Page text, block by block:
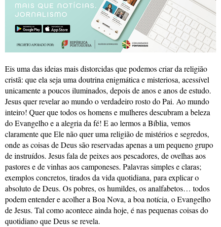
Eis uma das ideias mais distorcidas que podemos criar da religião
cristã: que ela seja uma doutrina enigmática e misteriosa, acessível
unicamente a poucos iluminados, depois de anos e anos de estudo.
Jesus quer revelar ao mundo o verdadeiro rosto do Pai. Ao mundo
inteiro! Quer que todos os homens e mulheres descubram a beleza
do Evangelho e a alegria da fé! E ao lermos a Bíblia, vemos
claramente que Ele não quer uma religião de mistérios e segredos,
onde as coisas de Deus são reservadas apenas a um pequeno grupo
de instruídos. Jesus fala de peixes aos pescadores, de ovelhas aos
pastores e de vinhas aos camponeses. Palavras simples e claras;
exemplos concretos, tirados da vida quotidiana, para explicar o
absoluto de Deus. Os pobres, os humildes, os analfabetos… todos
podem entender e acolher a Boa Nova, a boa notícia, o Evangelho
de Jesus. Tal como acontece ainda hoje, é nas pequenas coisas do
quotidiano que Deus se revela.